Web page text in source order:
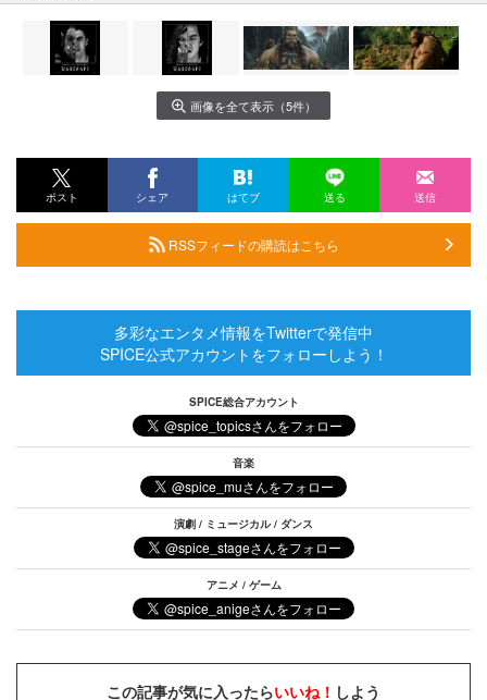
画像を全て表示（5件）
ポスト シェア はてブ 送る 送信
RSSフィードの購読はこちら
多彩なエンタメ情報をTwitterで発信中
SPICE公式アカウントをフォローしよう！
SPICE総合アカウント
音楽
演劇 / ミュージカル / ダンス
アニメ / ゲーム
この記事が気に入ったらいいね！ しよう